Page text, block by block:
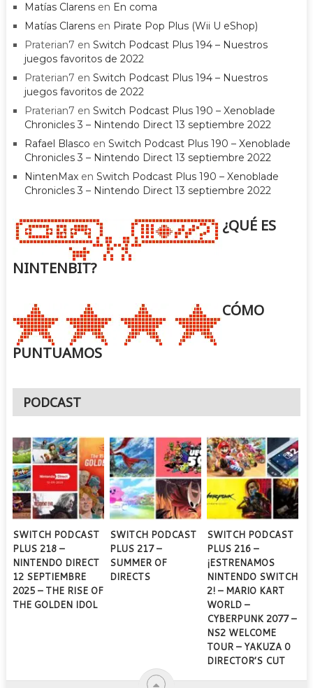
Matías Clarensen En coma
Matías Clarensen Pirate Pop Plus (Wii U eShop)
Praterian7 en Switch Podcast Plus 194 – Nuestros
juegos favoritos de 2022
Praterian7 en Switch Podcast Plus 194 – Nuestros
juegos favoritos de 2022
Praterian7 en Switch Podcast Plus 190 – Xenoblade
Chronicles 3 – Nintendo Direct 13 septiembre 2022
Rafael Blasco en Switch Podcast Plus 190 – Xenoblade
Chronicles 3 – Nintendo Direct 13 septiembre 2022
NintenMaxen Switch Podcast Plus 190 – Xenoblade
Chronicles 3 – Nintendo Direct 13 septiembre 2022
¿QUÉ ES
NINTENBIT?
CÓMO
PUNTUAMOS
PODCAST
SWITCH PODCAST
PLUS 218 –
NINTENDO DIRECT
12 SEPTIEMBRE
2025 – THE RISE OF
THE GOLDEN IDOL
SWITCH PODCAST
PLUS 217 –
SUMMER OF
DIRECTS
SWITCH PODCAST
PLUS 216 –
¡ESTRENAMOS
NINTENDO SWITCH
2! – MARIO KART
WORLD –
CYBERPUNK 2077 –
NS2 WELCOME
TOUR – YAKUZA 0
DIRECTOR’S CUT